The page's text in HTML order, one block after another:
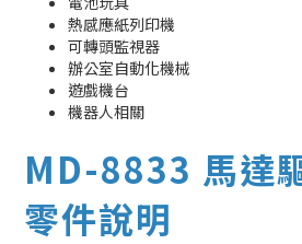
熱感應紙列印機
可轉頭監視器
辦公室自動化機械
遊戲機台
機器人相關
MD-8833 馬達
零件說明